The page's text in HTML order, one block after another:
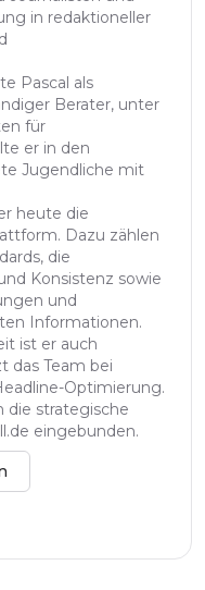
in redaktioneller
Pascal als
Berater, unter
für
er in den
Jugendliche mit
heute die
Dazu zählen
die
Konsistenz sowie
und
Informationen.
ist er auch
das Team bei
Optimierung.
die strategische
eingebunden.